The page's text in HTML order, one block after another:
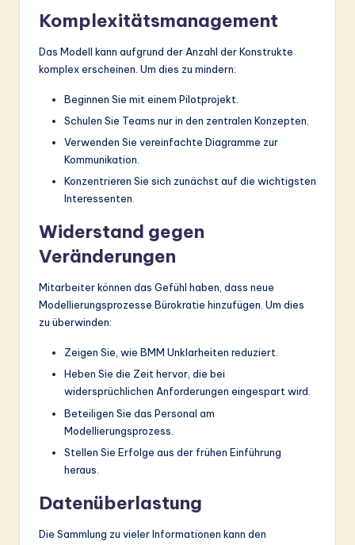
Komplexitätsmanagement
Das Modell kann aufgrund der Anzahl der Konstrukte
komplex erscheinen. Um dies zu mindern:
Beginnen Sie mit einem Pilotprojekt.
Schulen Sie Teams nur in den zentralen Konzepten.
Verwenden Sie vereinfachte Diagramme zur
Kommunikation.
Konzentrieren Sie sich zunächst auf die wichtigsten
Interessenten.
Widerstand gegen
Veränderungen
Mitarbeiter können das Gefühl haben, dass neue
Modellierungsprozesse Bürokratie hinzufügen. Um dies
zu überwinden:
Zeigen Sie, wie BMM Unklarheiten reduziert.
Heben Sie die Zeit hervor, die bei
widersprüchlichen Anforderungen eingespart wird.
Beteiligen Sie das Personal am
Modellierungsprozess.
Stellen Sie Erfolge aus der frühen Einführung
heraus.
Datenüberlastung
Die Sammlung zu vieler Informationen kann den